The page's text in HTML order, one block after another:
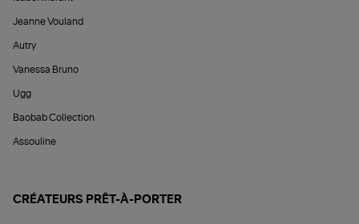
Jeanne Vouland
Autry
Vanessa Bruno
Ugg
Baobab Collection
Assouline
CRÉATEURS PRÊT-À-PORTER